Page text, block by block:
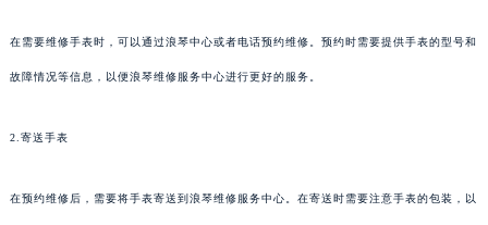
在需要维修手表时，可以通过浪琴中心或者电话预约维修。预约时需要提供手表的型号和
故障情况等信息，以便浪琴维修服务中心进行更好的服务。
2.寄送手表
在预约维修后，需要将手表寄送到浪琴维修服务中心。在寄送时需要注意手表的包装，以